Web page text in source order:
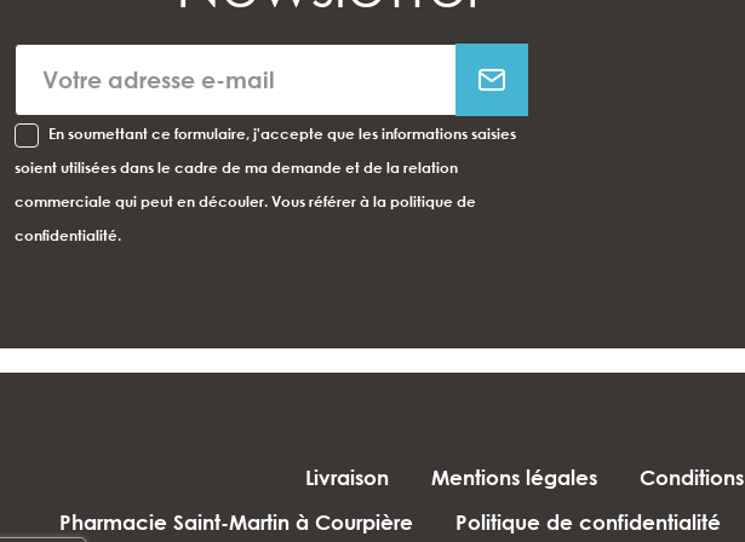
En soumettant ce formulaire, j'accepte que les informations saisies
soient utilisées dans le cadre de ma demande et de la relation
commerciale qui peut en découler. Vous référer à la politique de
confidentialité.
Livraison Mentions légales
Pharmacie Saint-Martin à Courpière
Politique de confidentialité